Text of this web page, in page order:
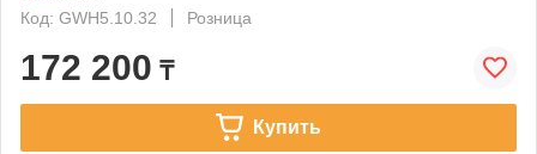
Код: GWH5.10.32
Розница
172 200 ₸
Купить